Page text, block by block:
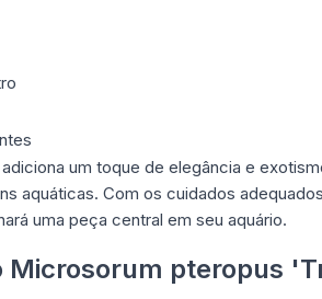
um toque de elegância e
aquáticas. Com os cuidados
uma peça central em seu aquário.
Microsorum pteropus